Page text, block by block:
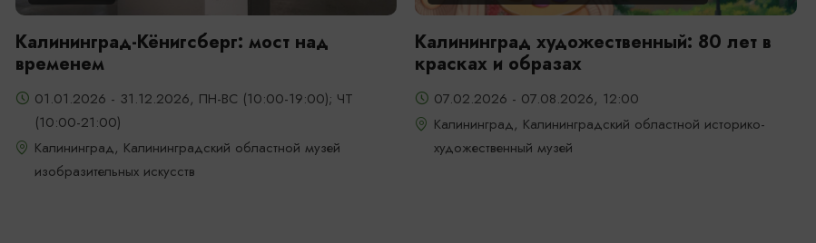
Калининград-Кёнигсберг: мост над
временем
01.01.2026 - 31.12.2026, ПН-ВС (10:00-19:00); ЧТ
(10:00-21:00)
Калининград, Калининградский областной музей
изобразительных искусств
Калининград художественный: 80 лет в
красках и образах
07.02.2026 - 07.08.2026, 12:00
Калининград, Калининградский областной историко-
художественный музей